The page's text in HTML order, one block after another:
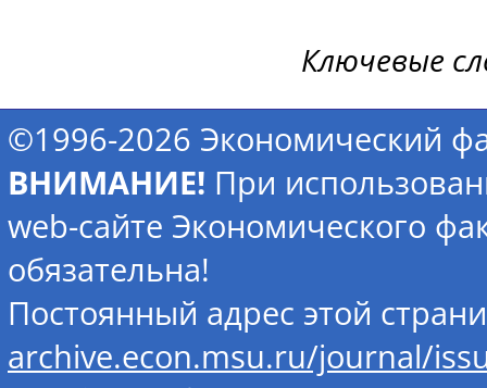
Ключевые
©1996-2026 Экономический
ВНИМАНИЕ! При
web-сайте Экономического
обязательна!
Постоянный адрес этой
archive.econ.msu.ru/journal/